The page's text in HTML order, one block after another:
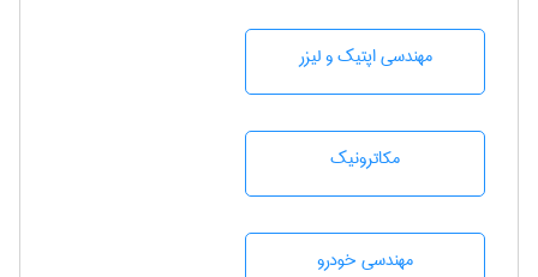
مهندسی اپتیک و لیزر
مکاترونیک
مهندسی خودرو